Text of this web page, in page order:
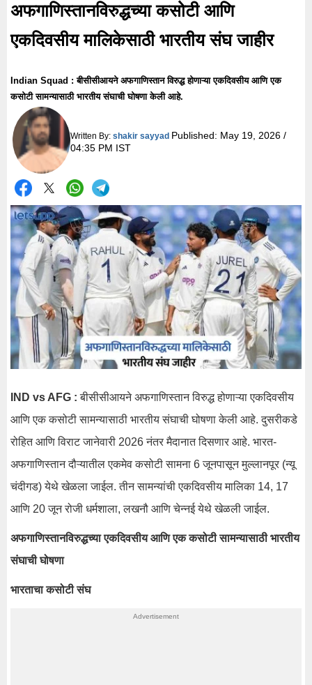
अफगाणिस्तानविरुद्धच्या कसोटी आणि
एकदिवसीय मालिकेसाठी भारतीय संघ जाहीर
Indian Squad : बीसीसीआयने अफगाणिस्तान विरुद्ध होणाऱ्या एकदिवसीय आणि एक
कसोटी सामन्यासाठी भारतीय संघाची घोषणा केली आहे.
Written By: shakir sayyad Published: May 19, 2026 /
04:35 PM IST
IND vs AFG : बीसीसीआयने अफगाणिस्तान विरुद्ध होणाऱ्या एकदिवसीय
आणि एक कसोटी सामन्यासाठी भारतीय संघाची घोषणा केली आहे. दुसरीकडे
रोहित आणि विराट जानेवारी 2026 नंतर मैदानात दिसणार आहे. भारत-
अफगाणिस्तान दौऱ्यातील एकमेव कसोटी सामना 6 जूनपासून मुल्लानपूर (न्यू
चंदीगड) येथे खेळला जाईल. तीन सामन्यांची एकदिवसीय मालिका 14, 17
आणि 20 जून रोजी धर्मशाला, लखनौ आणि चेन्नई येथे खेळली जाईल.
अफगाणिस्तानविरुद्धच्या एकदिवसीय आणि एक कसोटी सामन्यासाठी भारतीय
संघाची घोषणा
भारताचा कसोटी संघ